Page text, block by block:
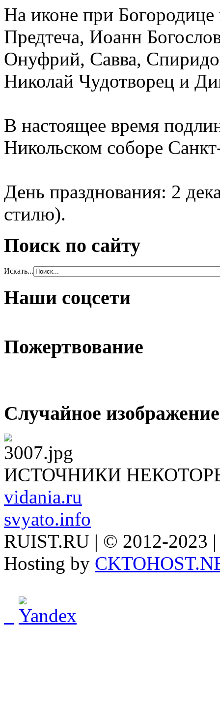
На иконе при
Предтеча, Иоанн
Онуфрий, Савва,
Николай Чудотворец и
В настоящее время
Никольском соборе
День празднования: 2
стилю).
Поиск по сайту
Искать...
Наши соцсети
Пожертвование
Случайное изображение
ИСТОЧНИКИ
vidania.ru
svyato.info
RUIST.RU | © 2012-2023
Hosting by